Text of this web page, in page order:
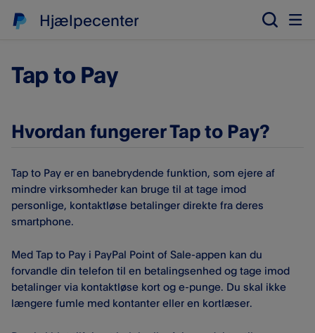
Hjælpecenter
Tap to Pay
Hvordan fungerer Tap to Pay?
Tap to Pay er en banebrydende funktion, som ejere af
mindre virksomheder kan bruge til at tage imod
personlige, kontaktløse betalinger direkte fra deres
smartphone.
Med Tap to Pay i PayPal Point of Sale-appen kan du
forvandle din telefon til en betalingsenhed og tage imod
betalinger via kontaktløse kort og e-punge. Du skal ikke
længere fumle med kontanter eller en kortlæser.